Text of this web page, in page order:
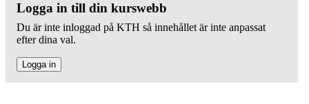
Logga in till din kurswebb
Du är inte inloggad på KTH så innehållet är inte anpassat
efter dina val.
Logga in